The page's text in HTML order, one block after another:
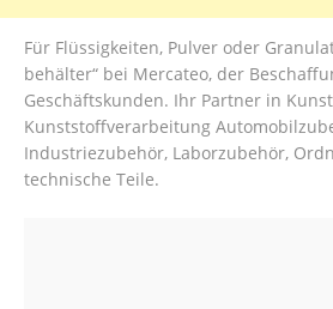
Für Flüssigkeiten, Pulver oder
behälter“ bei Mercateo, der
Geschäftskunden. Ihr Partner in
Kunststoffverarbeitung
Industriezubehör, Laborzubehör,
technische Teile.